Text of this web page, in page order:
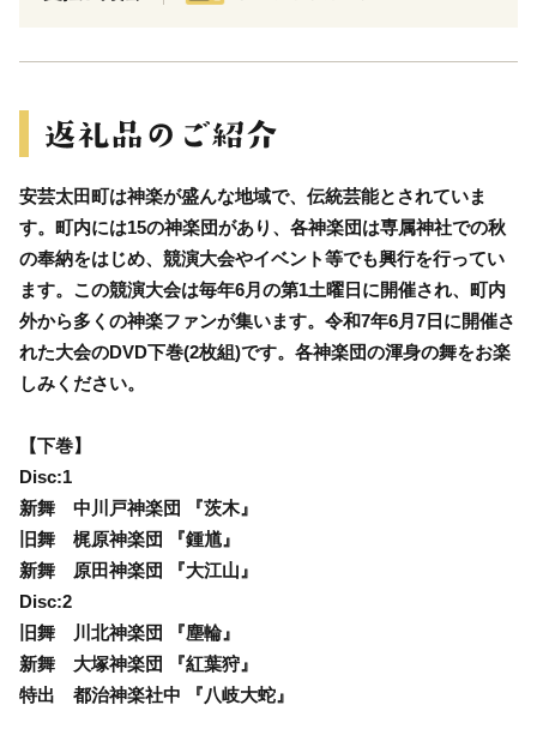
安芸太田町は神楽が盛んな地域で、伝統芸能とされていま
す。町内には15の神楽団があり、各神楽団は専属神社での秋
の奉納をはじめ、競演大会やイベント等でも興行を行ってい
ます。この競演大会は毎年6月の第1土曜日に開催され、町内
外から多くの神楽ファンが集います。令和7年6月7日に開催さ
れた大会のDVD下巻(2枚組)です。各神楽団の渾身の舞をお楽
しみください。
【下巻】
Disc:1
新舞 中川戸神楽団 『茨木』
旧舞 梶原神楽団 『鍾馗』
新舞 原田神楽団 『大江山』
Disc:2
旧舞 川北神楽団 『塵輪』
新舞 大塚神楽団 『紅葉狩』
特出 都治神楽社中 『八岐大蛇』